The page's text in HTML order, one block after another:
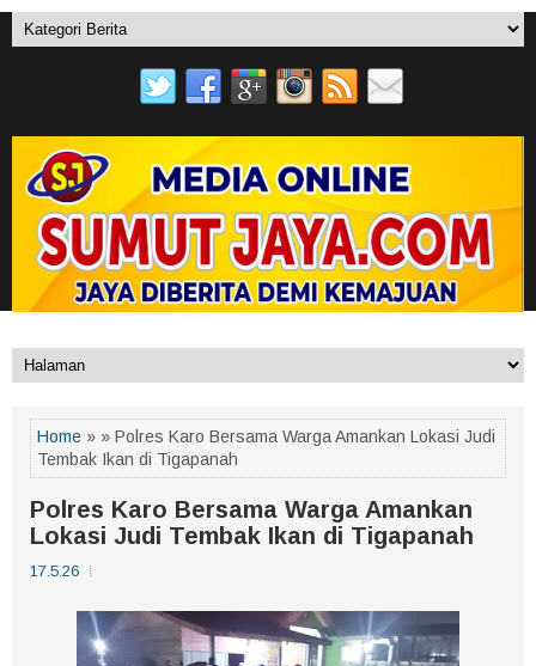
Home » » Polres Karo Bersama Warga Amankan Lokasi Judi
Tembak Ikan di Tigapanah
Polres Karo Bersama Warga Amankan
Lokasi Judi Tembak Ikan di Tigapanah
17.5.26